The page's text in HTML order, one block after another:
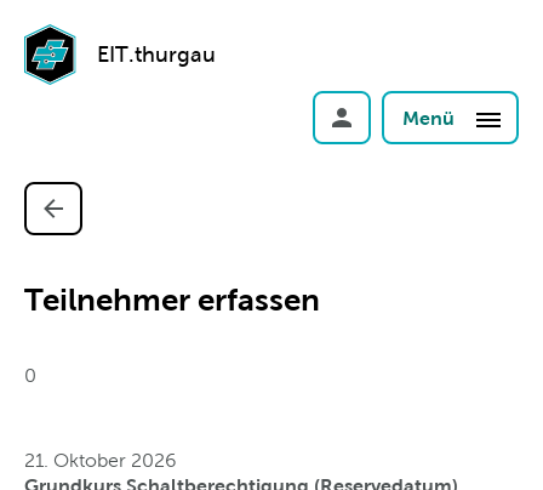
EIT.thurgau
Menü
Teilnehmer erfassen
0
21. Oktober 2026
Grundkurs Schaltberechtigung (Reservedatum)